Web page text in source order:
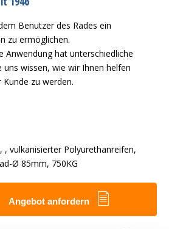
Benutzer des Rades ein
zu ermöglichen.
Anwendung hat unterschiedliche
uns wissen, wie wir Ihnen helfen
zu werden.
, vulkanisierter Polyurethanreifen,
Ø 85mm, 750KG
Angebot anfordern